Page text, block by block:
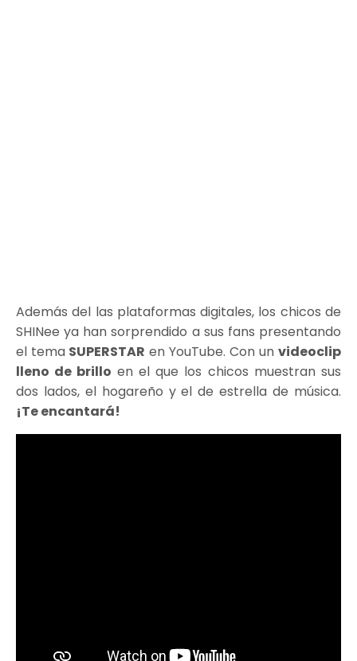
Además del las plataformas digitales, los chicos de
SHINee ya han sorprendido a sus fans presentando
el tema SUPERSTAR en YouTube. Con un videoclip
lleno de brillo en el que los chicos muestran sus
dos lados, el hogareño y el de estrella de música.
¡Te encantará!